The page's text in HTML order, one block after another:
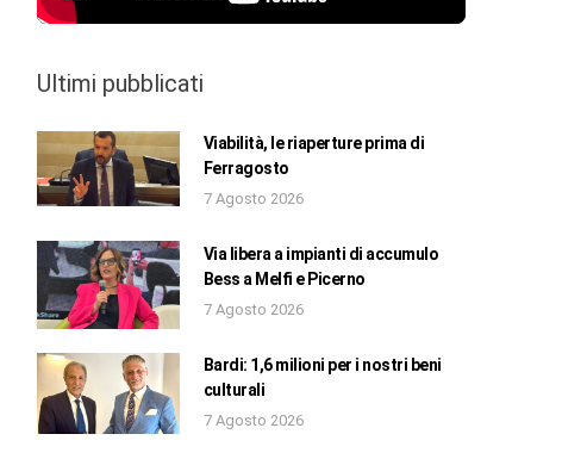
Ultimi pubblicati
Viabilità, le riaperture prima di
Ferragosto
7 Agosto 2026
Via libera a impianti di accumulo
Bess a Melfi e Picerno
7 Agosto 2026
Bardi: 1,6 milioni per i nostri beni
culturali
7 Agosto 2026